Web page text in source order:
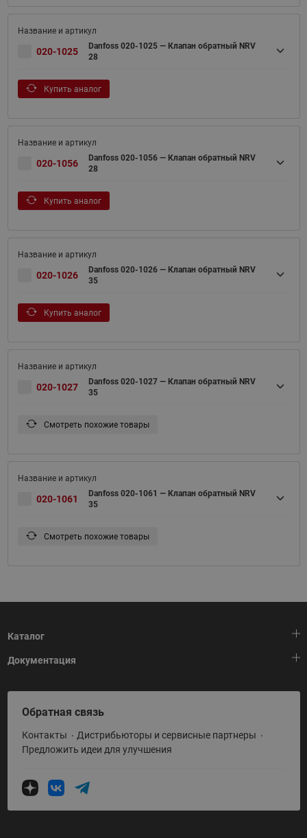
020-1025
Danfoss 020-1025 — Клапан обратный NRV
28
Купить аналог
020-1056
Danfoss 020-1056 — Клапан обратный NRV
28
Купить аналог
020-1026
Danfoss 020-1026 — Клапан обратный NRV
35
Купить аналог
020-1027
Danfoss 020-1027 — Клапан обратный NRV
35
Смотреть похожие товары
020-1061
Danfoss 020-1061 — Клапан обратный NRV
35
Смотреть похожие товары
Каталог
Тепловая автоматика
Холодильная техника
Приводная техника
Промышленная автоматика
Теплообменное оборудование
Насосное оборудование
Документация
HeatPlatform (Тепловая платформа)
Полезные программы и инструменты
Условия поставки
Обратная связь
Контакты
Дистрибьюторы и сервисные партнеры
Предложить идеи для улучшения